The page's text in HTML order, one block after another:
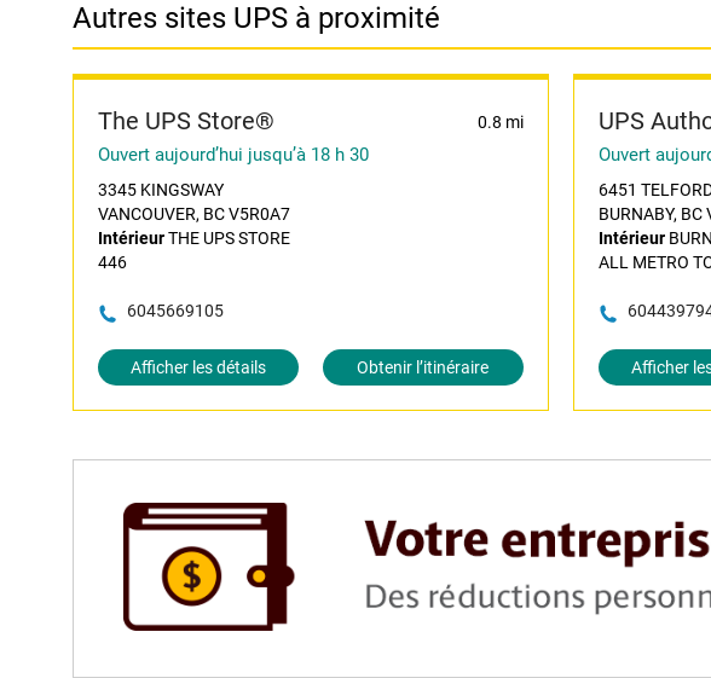
Autres sites UPS à proximité
The UPS Store® 0.8 mi
Ouvert aujourd’hui jusqu’à 18 h 30
3345 KINGSWAY
VANCOUVER, BC V5R0A7
IntérieurTHE UPS STORE
446
6045669105
Afficher les détails Obtenir l’itinéraire
UPS
Ouvert
6451
BURNABY, BC
Intérieur
ALL METRO
Afficher